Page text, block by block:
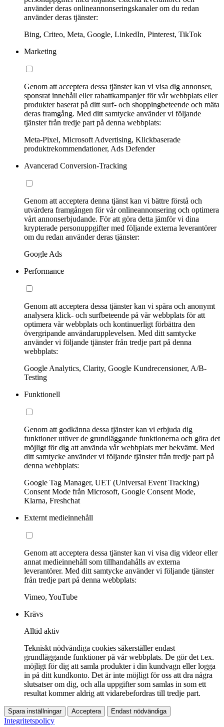
använder deras onlineannonseringskanaler om du redan
använder deras tjänster:
Bing, Criteo, Meta, Google, LinkedIn, Pinterest, TikTok
Marketing
Genom att acceptera dessa tjänster kan vi visa dig annonser,
sponsrat innehåll eller rabattkampanjer för vår webbplats eller
produkter baserat på ditt surf- och shoppingbeteende och mäta
deras framgång. Med ditt samtycke använder vi följande
tjänster från tredje part på denna webbplats:
Meta-Pixel, Microsoft Advertising, Klickbaserade
produktrekommendationer, Ads Defender
Avancerad Conversion-Tracking
Genom att acceptera denna tjänst kan vi bättre förstå och
utvärdera framgången för vår onlineannonsering och optimera
vårt annonserbjudande. För att göra detta jämför vi dina
krypterade personuppgifter med följande externa leverantörer
om du redan använder deras tjänster:
Google Ads
Performance
Genom att acceptera dessa tjänster kan vi spåra och anonymt
analysera klick- och surfbeteende på vår webbplats för att
optimera vår webbplats och kontinuerligt förbättra den
övergripande användarupplevelsen. Med ditt samtycke
använder vi följande tjänster från tredje part på denna
webbplats:
Google Analytics, Clarity, Google Kundrecensioner, A/B-
Testing
Funktionell
Genom att godkänna dessa tjänster kan vi erbjuda dig
funktioner utöver de grundläggande funktionerna och göra det
möjligt för dig att använda vår webbplats mer bekvämt. Med
ditt samtycke använder vi följande tjänster från tredje part på
denna webbplats:
Google Tag Manager, UET (Universal Event Tracking)
Consent Mode från Microsoft, Google Consent Mode,
Klarna, Freshchat
Externt medieinnehåll
Genom att acceptera dessa tjänster kan vi visa dig videor eller
annat medieinnehåll som tillhandahålls av externa
leverantörer. Med ditt samtycke använder vi följande tjänster
från tredje part på denna webbplats:
Vimeo, YouTube
Krävs
Alltid aktiv
Tekniskt nödvändiga cookies säkerställer endast
grundläggande funktioner på vår webbplats. De gör det t.ex.
möjligt för dig att samla produkter i din kundvagn eller logga
in på ditt kundkonto. Det är inte möjligt för oss att dra några
slutsatser om dig, och alla uppgifter som samlas in som ett
resultat kommer aldrig att vidarebefordras till tredje part.
Spara inställningar Acceptera Endast nödvändiga
Integritetspolicy